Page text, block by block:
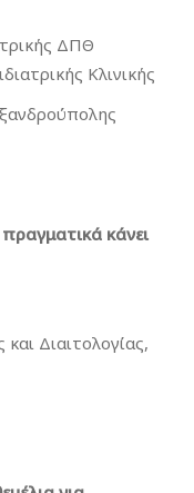
ΔΠΘ
Κλινικής
κάνει
Διαιτολογίας,